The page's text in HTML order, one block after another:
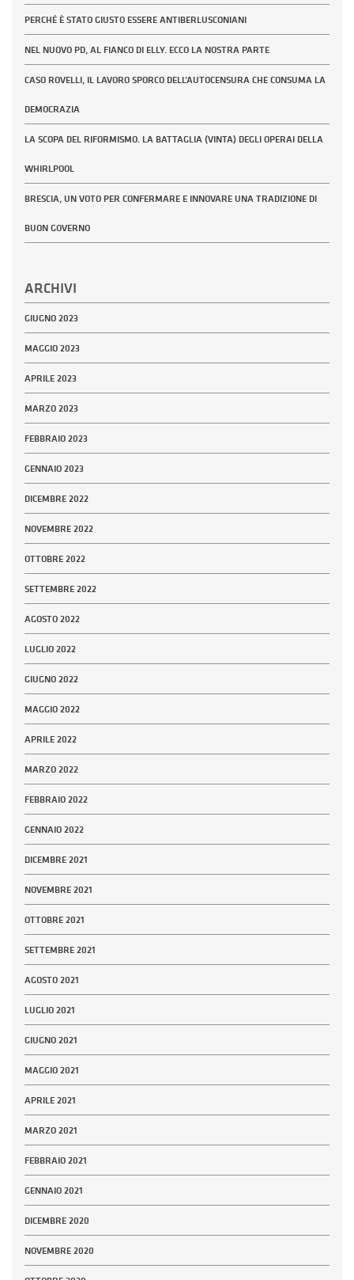
PERCHÉ È STATO GIUSTO ESSERE ANTIBERLUSCONIANI
NEL NUOVO PD, AL FIANCO DI ELLY. ECCO LA NOSTRA PARTE
CASO ROVELLI, IL LAVORO SPORCO DELL’AUTOCENSURA CHE CONSUMA LA
DEMOCRAZIA
LA SCOPA DEL RIFORMISMO. LA BATTAGLIA (VINTA) DEGLI OPERAI DELLA
WHIRLPOOL
BRESCIA, UN VOTO PER CONFERMARE E INNOVARE UNA TRADIZIONE DI
BUON GOVERNO
ARCHIVI
GIUGNO 2023
MAGGIO 2023
APRILE 2023
MARZO 2023
FEBBRAIO 2023
GENNAIO 2023
DICEMBRE 2022
NOVEMBRE 2022
OTTOBRE 2022
SETTEMBRE 2022
AGOSTO 2022
LUGLIO 2022
GIUGNO 2022
MAGGIO 2022
APRILE 2022
MARZO 2022
FEBBRAIO 2022
GENNAIO 2022
DICEMBRE 2021
NOVEMBRE 2021
OTTOBRE 2021
SETTEMBRE 2021
AGOSTO 2021
LUGLIO 2021
GIUGNO 2021
MAGGIO 2021
APRILE 2021
MARZO 2021
FEBBRAIO 2021
GENNAIO 2021
DICEMBRE 2020
NOVEMBRE 2020